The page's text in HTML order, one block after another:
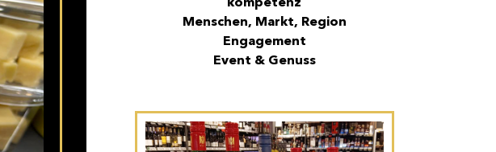
kompetenz
Menschen, Markt, Region
Engagement
Event & Genuss